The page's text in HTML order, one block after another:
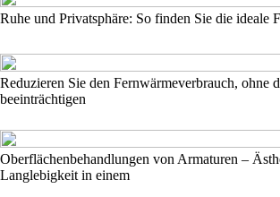
Ruhe und Privatsphäre: So finden Sie die ideale
Reduzieren Sie den Fernwärmeverbrauch, ohne
beeinträchtigen
Oberflächenbehandlungen von Armaturen –
Langlebigkeit in einem